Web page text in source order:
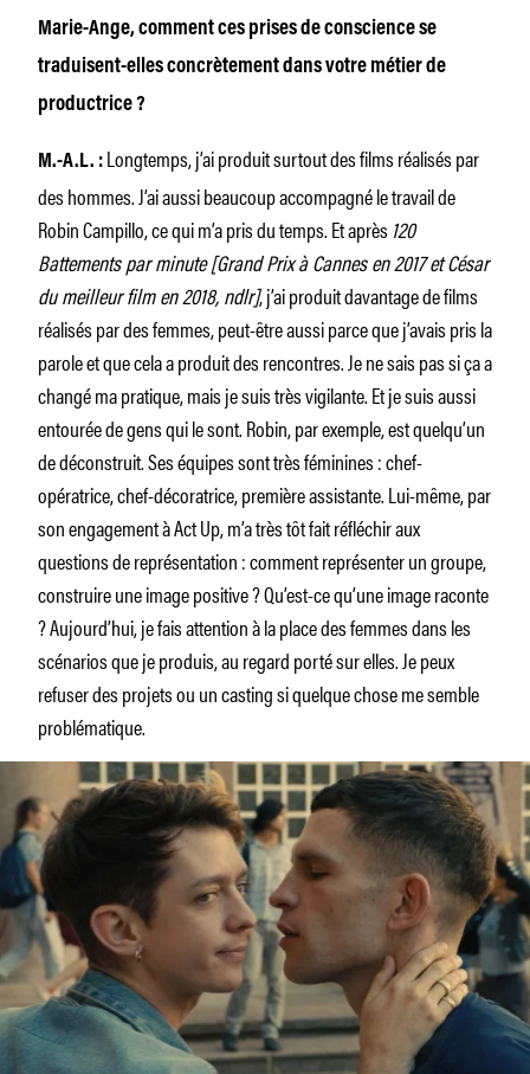
Marie-Ange, comment ces prises de conscience se
traduisent-elles concrètement dans votre métier de
productrice ?
M.-A.L. : Longtemps, j’ai produit surtout des films réalisés par
des hommes. J’ai aussi beaucoup accompagné le travail de
Robin Campillo, ce qui m’a pris du temps. Et après120
Battements par minute [Grand Prix à Cannes en 2017 et César
du meilleur film en 2018, ndlr], j’ai produit davantage de films
réalisés par des femmes, peut-être aussi parce que j’avais pris la
parole et que cela a produit des rencontres. Je ne sais pas si ça a
changé ma pratique, mais je suis très vigilante. Et je suis aussi
entourée de gens qui le sont. Robin, par exemple, est quelqu’un
de déconstruit. Ses équipes sont très féminines : chef-
opératrice, chef-décoratrice, première assistante. Lui-même, par
son engagement à Act Up, m’a très tôt fait réfléchir aux
questions de représentation : comment représenter un groupe,
construire une image positive ? Qu’est-ce qu’une image raconte
? Aujourd’hui, je fais attention à la place des femmes dans les
scénarios que je produis, au regard porté sur elles. Je peux
refuser des projets ou un casting si quelque chose me semble
problématique.